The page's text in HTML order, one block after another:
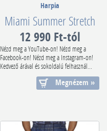
Harpia
Miami Summer Stretch
12 990 Ft-tól
Nézd meg a YouTube-on! Nézd meg a
Facebook-on! Nézd meg a Instagram-on!
Kedvező árával és sokoldalú felhasznál...
Megnézem »